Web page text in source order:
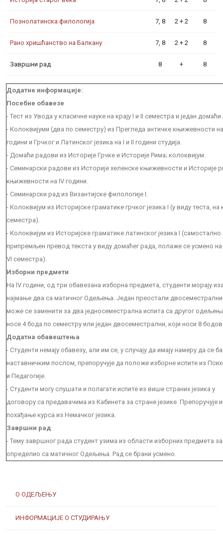
О ОДЕЉЕЊУ
ИНФОРМАЦИЈЕ О СТУДИРАЊУ
Познолатинска филологија 7, 8 2 + 2 8
Рано хришћанство на Балкану 7, 8 2 + 2 8
Завршни рад 8 + 8
Додатне информације:
Посебне обавезе
- Тест из Увода у класичне науке на крају I и II семестра и један
- Колоквијуми (два по семестру) из Прегледа античке књижевности
години и Грчког и Латинског језика на I и II години студија.
- Домаћи радови из Историје Грчке и Историје Рима; колоквијум.
- Семинарски радови из Историје хеленске књижевности и Историје
књижевности на IV години.
- Семинарски рад из Византијске филологије I.
- Колоквијум из Историјске граматике грчког језика I (у виду теста, на
семестра).
- Колоквијум из Историјске граматике латинског језика I (самостално
припремљен превод текста у виду домаћег рада, полаже се усмено на
VI семестра).
Изборни предмети
На IV години, од три обавезана изборна предмета, студенти морају
најмање два са матичног Одељења. Један преостали двосеместрални
може се заменити за два једносеместрална испита са другог
носе 4 бода по семестру или један двосеместрални, који носи 8
Додатна обавештења
- Студенти немају обавезу, али им се, у случају да имају намеру да се
наставничким послом, препоручује да положе изборне испите из
и Педагогије.
- Студенти могу слушати и полагати испите из више страних језика у
договору са предавачима из Кабинета за стране језике. Препоручује
похађање курса из Немачког језика.
Завршни рад
- Тему завршног рада студент узима из области изборних предмета за
определио са матичног Одељења. Рад се брани усмено.